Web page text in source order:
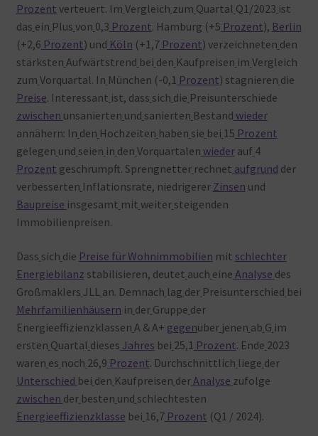
Prozent verteuert. Im Vergleich zum Quartal Q1/2023 ist
das ein Plus von 0,3 Prozent. Hamburg (+5 Prozent), Berlin
(+2,6 Prozent) und Köln (+1,7Prozent) verzeichneten den
stärksten Aufwärtstrend bei den Kaufpreisen im Vergleich
zum Vorquartal. In München (-0,1 Prozent) stagnieren die
Preise. Interessant ist, dass sich die Preisunterschiede
zwischen unsanierten und sanierten Bestand wieder
annähern: In den Hochzeiten haben sie bei 15 Prozent
gelegen und seien in den Vorquartalen wiederauf 4
Prozent geschrumpft. Sprengnetter rechnet aufgrund der
verbesserten Inflationsrate, niedrigerer Zinsen und
Baupreise insgesamt mit weiter steigenden
Immobilienpreisen.
Dass sich die Preise für Wohnimmobilien mit schlechter
Energiebilanz stabilisieren, deutet auch eine Analyse des
Großmaklers JLL an. Demnach lag der Preisunterschied bei
Mehrfamilienhäusern in der Gruppe der
Energieeffizienzklassen A & A+ gegenüber jenen ab G im
ersten Quartal dieses Jahres bei 25,1 Prozent. Ende 2023
waren es noch 26,9 Prozent. Durchschnittlich liege der
Unterschied bei den Kaufpreisen derAnalyse zufolge
zwischen der besten und schlechtesten
Energieeffizienzklasse bei 16,7Prozent (Q1 / 2024).